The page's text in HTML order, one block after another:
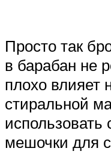
Просто так
в барабан не
плохо влияет
стиральной
мешочки для